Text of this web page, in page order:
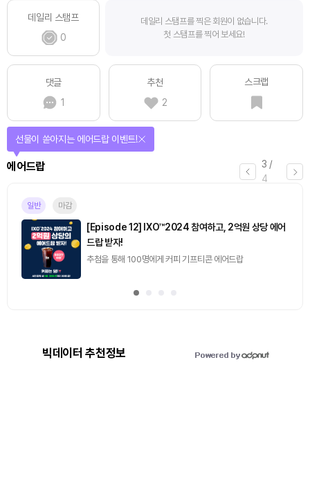
데일리 스탬프
0
데일리 스탬프를 찍은 회원이 없습니다.
첫 스탬프를 찍어 보세요!
댓글
1
추천
2
스크랩
3 /
4
에어드랍
선물이 쏟아지는 에어드랍 이벤트!
일반 마감
[Episode 12] IXO™2024 참여하고, 2억원 상당 에어
드랍 받자!
추첨을 통해 100명에게 커피 기프티콘 에어드랍
빅데이터 추천정보